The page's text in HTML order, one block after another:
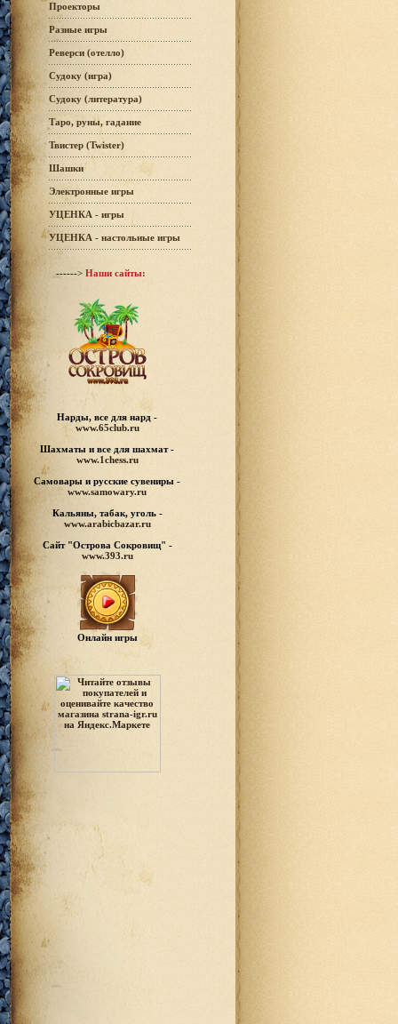
Проекторы
Разные игры
Реверси (отелло)
Судоку (игра)
Судоку (литература)
Таро, руны, гадание
Твистер (Twister)
Шашки
Электронные игры
УЦЕНКА - игры
УЦЕНКА - настольные игры
------> Наши сайты:
Нарды, все для нард -
www.65club.ru
Шахматы и все для шахмат -
www.1chess.ru
Самовары и русские сувениры -
www.samowary.ru
Кальяны, табак, уголь -
www.arabicbazar.ru
Сайт "Острова Сокровищ" -
www.393.ru
Онлайн игры